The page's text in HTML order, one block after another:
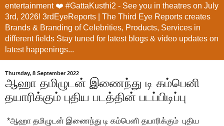
entertainment ❤️ #GattaKusthi2 - See you in theatres on July
3rd, 2026! 3rdEyeReports | The Third Eye Reports creates
Brands & Branding of Celebrities, Products, Services in
different fields Stay tuned for latest blogs & video updates on
latest happenings...
Thursday, 8 September 2022
ஆஹா தமிழுடன் இணைந்து டி கம்பெனி
தயாரிக்கும் புதிய படத்தின் படப்பிடிப்பு
*ஆஹா தமிழுடன் இணைந்து டி கம்பெனி தயாரிக்கும் புதிய